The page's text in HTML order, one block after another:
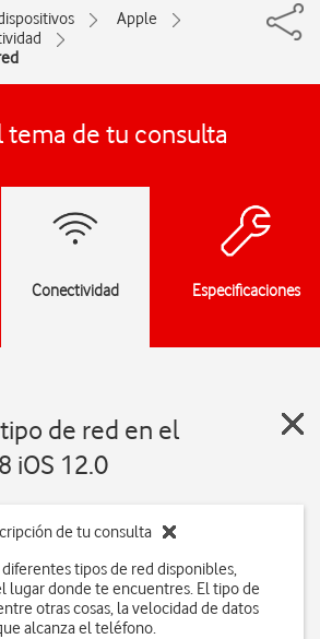
Apple
tema de tu consulta
Conectividad Especificaciones
de red en el
iOS 12.0
de tu consulta
tipos de red disponibles,
lugar donde te encuentres. El tipo de
otras cosas, la velocidad de datos
alcanza el teléfono.